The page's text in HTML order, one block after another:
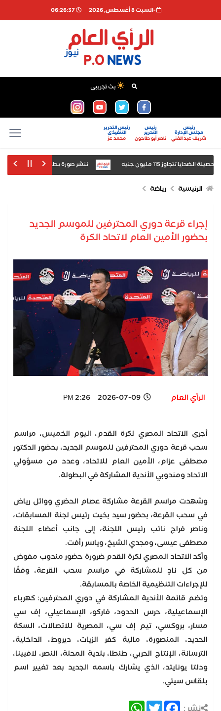
-السبت 8 أغسطس, 2026 06:26:37
بث تجريبى
رئيس
مجلس الإدارة
شريف عبد الغني
رئيس
التحرير
ناصر أبو طاحون
رئيس التحرير
التنفيذى
محمد عز
تتجاوز 115 مليون جنيه ننشر صورة بطاقة «مستريح زفتى»
الرئيسية رياضة
إجراء قرعة دوري المحترفين للموسم الجديد
بحضور الأمين العام لاتحاد الكرة
الرأي العام 2026-07-09 2:26 PM
أجرى الاتحاد المصري لكرة القدم، اليوم الخميس، مراسم
سحب قرعة دوري المحترفين للموسم الجديد، بحضور الدكتور
مصطفى عزام، الأمين العام للاتحاد، وعدد من مسؤولي
الاتحاد ومندوبي الأندية المشاركة في البطولة.
وشهدت مراسم القرعة مشاركة عصام الحضري ووائل رياض
في سحب القرعة، بحضور سيد بخيت رئيس لجنة المسابقات،
وناصر فراج نائب رئيس اللجنة، إلى جانب أعضاء اللجنة
مصطفى عيسى، ومجدي الشيخ، وياسر رأفت.
وأكد الاتحاد المصري لكرة القدم ضرورة حضور مندوب مفوض
من كل نادٍ للمشاركة في مراسم سحب القرعة، وفقًا
للإجراءات التنظيمية الخاصة بالمسابقة.
وتضم قائمة الأندية المشاركة في دوري المحترفين: كهرباء
الإسماعيلية، حرس الحدود، فاركو، الإسماعيلي، إف سي
مسار، بروكسي، تيم إف سي، المصرية للاتصالات، السكة
الحديد، المنصورة، مالية كفر الزيات، ديروط، الداخلية،
الترسانة، الإنتاج الحربي، طنطا، بلدية المحلة، النصر، لافيينا،
ودلتا يونايتد، الذي يشارك باسمه الجديد بعد تغيير اسم
بلقاس سيتي.
نشر : Facebook
Twitter
WhatsApp